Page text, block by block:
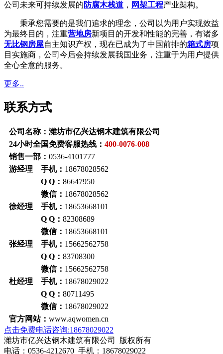
公司未来可持续发展的 防腐木栈道 ， 网架工程产业架构。
秉承您需要的是我们追求的理念，公司以为用户实现效益
为最终目的，注重营地房新项目的开发和性能的完善，有诸多
无比钢房屋自主知识产权，现在已成为了中国前排的箱式房项
目实施商，公司今后会持续发展我国业务，注重于为用户提供
全心全意的服务。
更多..
联系方式
公司名称：潍坊市亿兴达钢木建筑有限公司
24小时全国免费客服热线： 400-0076-008
销售一部： 0536-4101777
游经理 手机： 18678028562
Q Q： 86647950
微信： 18678028562
徐经理 手机： 18653668101
Q Q： 82308689
微信： 18653668101
张经理 手机： 15662562758
Q Q： 83708300
微信： 15662562758
杜经理 手机： 18678029022
Q Q： 80711495
微信： 18678029022
官方网站： www.aqwomen.cn
点击免费电话咨询:18678029022
潍坊市亿兴达钢木建筑有限公司 版权所有
电话：0536-4212670 手机：18678029022